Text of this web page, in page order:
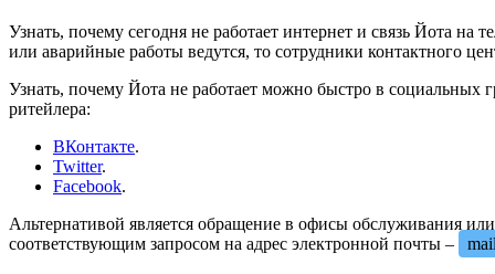
Узнать, почему сегодня не работает интернет и связь Йота
или аварийные работы ведутся, то сотрудники контактного
Узнать, почему Йота не работает можно быстро в
ритейлера:
ВКонтакте.
Twitter.
Facebook.
Альтернативой является обращение в офисы обслуживания
соответствующим запросом на адрес электронной почты –